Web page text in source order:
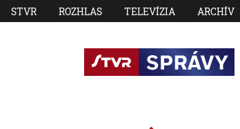
STVR ROZHLAS TELEVÍZIA ARCHÍV